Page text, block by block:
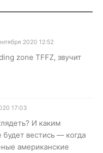
2020 12:52
zone TFFZ, звучит
17:03
И каким
вестись — когда
американские